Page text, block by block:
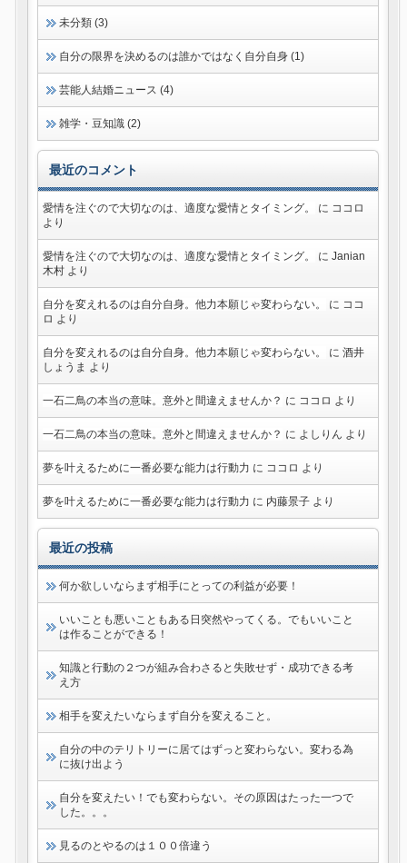
未分類 (3)
自分の限界を決めるのは誰かではなく自分自身 (1)
芸能人結婚ニュース (4)
雑学・豆知識 (2)
最近のコメント
愛情を注ぐので大切なのは、適度な愛情とタイミング。 に ココロ
より
愛情を注ぐので大切なのは、適度な愛情とタイミング。 に Janian
木村より
自分を変えれるのは自分自身。他力本願じゃ変わらない。 に ココ
ロ より
自分を変えれるのは自分自身。他力本願じゃ変わらない。 に 酒井
しょうま より
一石二鳥の本当の意味。意外と間違えませんか？ に ココロ より
一石二鳥の本当の意味。意外と間違えませんか？ に よしりん より
夢を叶えるために一番必要な能力は行動力 に ココロ より
夢を叶えるために一番必要な能力は行動力 に 内藤景子より
最近の投稿
何か欲しいならまず相手にとっての利益が必要！
いいことも悪いこともある日突然やってくる。でもいいこと
は作ることができる！
知識と行動の２つが組み合わさると失敗せず・成功できる考
え方
相手を変えたいならまず自分を変えること。
自分の中のテリトリーに居てはずっと変わらない。変わる為
に抜け出よう
自分を変えたい！でも変わらない。その原因はたった一つで
した。。。
見るのとやるのは１００倍違う